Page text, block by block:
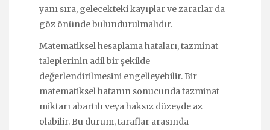
yanı sıra, gelecekteki kayıplar ve zararlar da
göz önünde bulundurulmalıdır.
Matematiksel hesaplama hataları, tazminat
taleplerinin adil bir şekilde
değerlendirilmesini engelleyebilir. Bir
matematiksel hatanın sonucunda tazminat
miktarı abartılı veya haksız düzeyde az
olabilir. Bu durum, taraflar arasında